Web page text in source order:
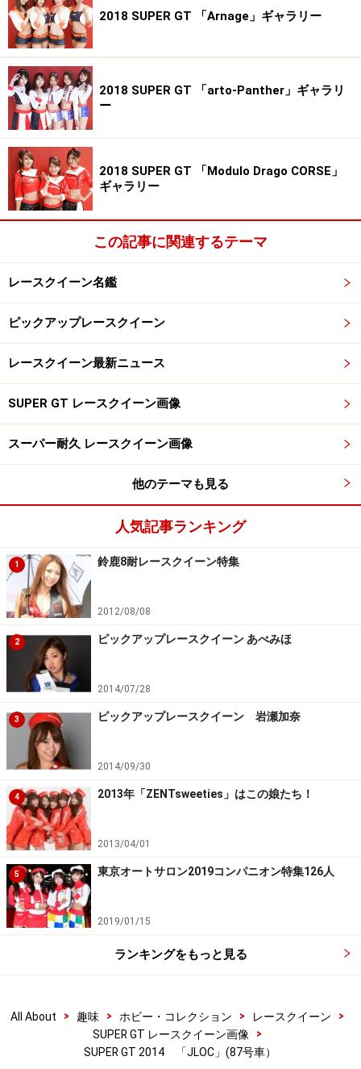
2018 SUPER GT 「Arnage」ギャラリー
2018 SUPER GT 「arto-Panther」ギャラリ
ー
2018 SUPER GT 「Modulo Drago CORSE」
ギャラリー
この記事に関連するテーマ
レースクイーン名鑑
ピックアップレースクイーン
レースクイーン最新ニュース
SUPER GT レースクイーン画像
スーパー耐久 レースクイーン画像
他のテーマも見る
人気記事ランキング
1 鈴鹿8耐レースクイーン特集
2012/08/08
2 ピックアップレースクイーン あべみほ
2014/07/28
3 ピックアップレースクイーン 岩瀬加奈
2014/09/30
4 2013年「ZENTsweeties」はこの娘たち！
2013/04/01
5 東京オートサロン2019コンパニオン特集126人
2019/01/15
ランキングをもっと見る
All About > 趣味 > ホビー・コレクション > レースクイーン
>
SUPER GT レースクイーン画像
>
SUPER GT 2014 「JLOC」(87号車）